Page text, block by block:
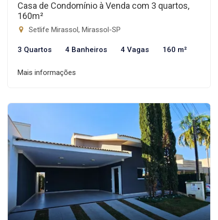
Casa de Condomínio à Venda com 3 quartos,
160m²
Setlife Mirassol, Mirassol-SP
3 Quartos 4 Banheiros 4 Vagas 160 m²
Mais informações